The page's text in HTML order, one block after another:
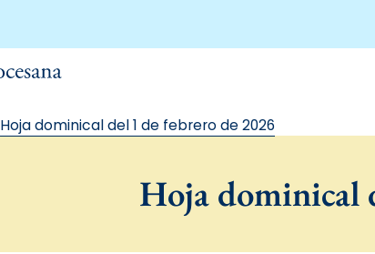
Hoja dominical del 1 de febrero de 2026
Hoja dominical